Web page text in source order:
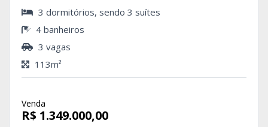
3 dormitórios, sendo 3 suítes
4 banheiros
3 vagas
113m²
Venda
R$ 1.349.000,00